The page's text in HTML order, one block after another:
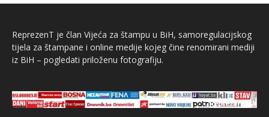
ReprezenT je član Vijeća za štampu u BiH, samoregulacijskog
tijela za štampane i online medije kojeg čine renomirani mediji
iz BiH – pogledati priloženu fotografiju.